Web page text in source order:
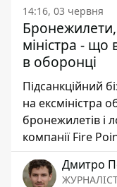
14:16, 03 червня
Бронежилети,
міністра - що
в оборонці
Підсанкційний
на ексміністра
бронежилетів і
компанії Fire
Дмитро